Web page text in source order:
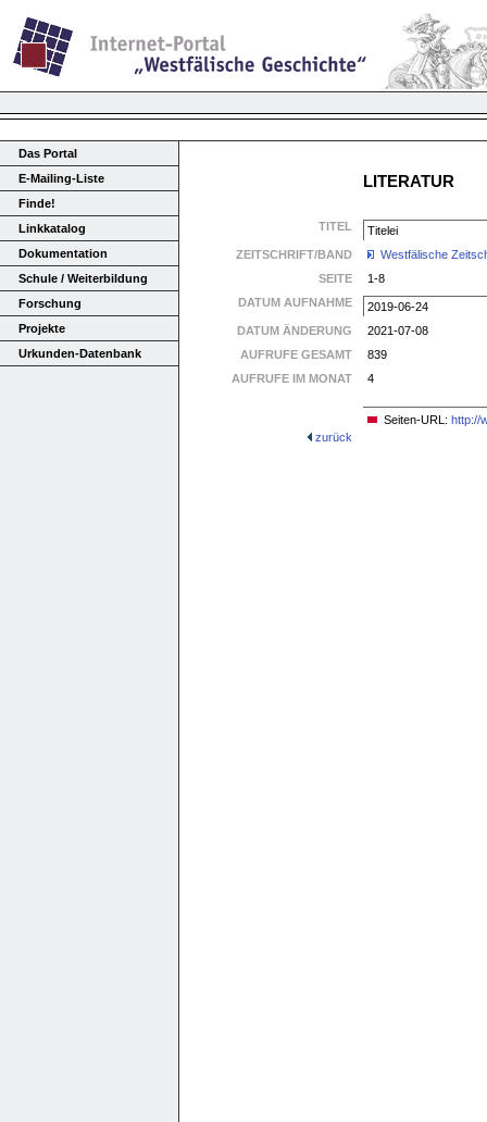
Das Portal
E-Mailing-Liste
Finde!
Linkkatalog
Dokumentation
Schule / Weiterbildung
Forschung
Projekte
Urkunden-Datenbank
LITERATUR
TITEL
Titelei
ZEITSCHRIFT/BAND
Westfälische
SEITE
1-8
DATUM AUFNAHME
2019-06-24
DATUM ÄNDERUNG
2021-07-08
AUFRUFE GESAMT
839
AUFRUFE IM MONAT
4
Seiten-URL: http://
zurück